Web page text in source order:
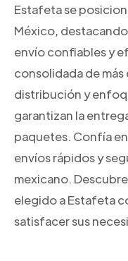
Estafeta se
México,
envío confiables y
consolidada de
distribución y
garantizan la
paquetes. Confía
envíos rápidos y
mexicano.
elegido a Estafeta
satisfacer sus